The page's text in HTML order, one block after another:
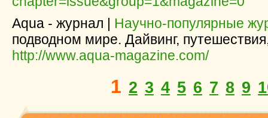
Aqua - журнал | Научно-популярные
подводном мире. Дайвинг,
http://www.aqua-magazine.com/
1 2 3 4 5 6 7 8 9